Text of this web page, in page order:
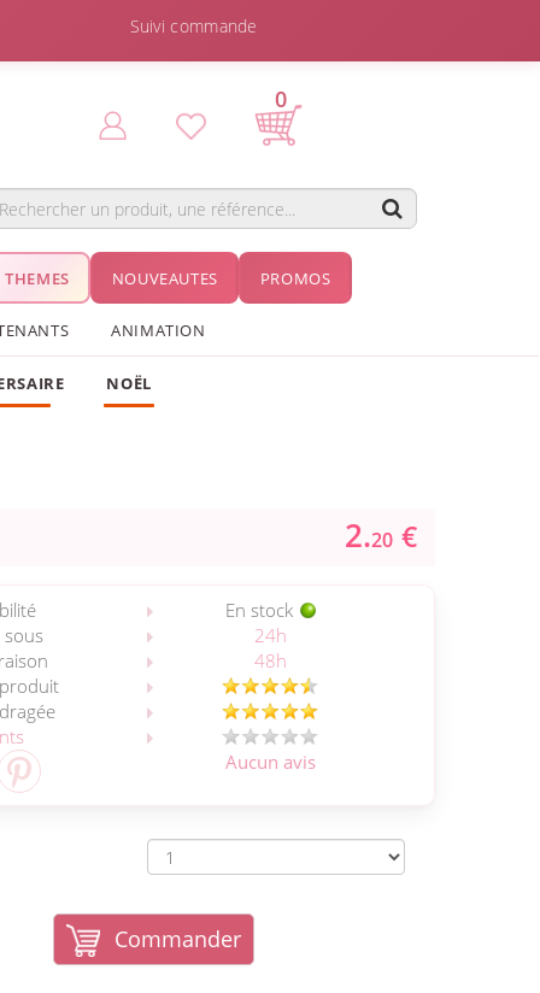
Suivi commande
0
THEMES NOUVEAUTES PROMOS
ANIMATION
NOËL
2.20 €
En stock
sous
24h
48h
Aucun avis
Commander